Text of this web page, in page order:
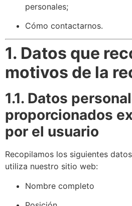
personales;
Cómo contactarnos.
1. Datos que
motivos de la
1.1. Datos
proporcionados
por el usuario
Recopilamos los siguientes
utiliza nuestro sitio web:
Nombre completo